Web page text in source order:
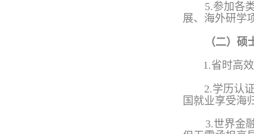
5.参加各
展、海外研学
（二）硕
1.省时高
2.学历认
国就业享受海
3.世界金